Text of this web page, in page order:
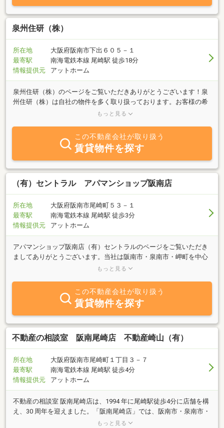
泉州住研（株）
所在地
大阪府阪南市下出６０５－１
最寄駅
南海電鉄本線 尾崎駅 徒歩18分
情報提供元
アットホーム
泉州住研（株）のページをご覧いただきありがとうございます！泉
州住研（株）は自社の物件を多く取り扱っております。お客様の希
望にあった物件を親身になってお探しします。不動産のことなら些
もっと見る
この不動産会社が取り扱う
賃貸物件を探す
（有）セントラル アパマンショップ阪南店
所在地
大阪府阪南市尾崎町５３－１
最寄駅
南海電鉄本線 尾崎駅 徒歩3分
情報提供元
アットホーム
アパマンショップ阪南店（有）セントラルのページをご覧いただき
ましてありがとうございます。当社は阪南市・泉南市・岬町を中心
として賃貸物件の取り扱いをしております。地域密着、エリアを知
を探される際は一度ご相談ください♪【南海本線 尾崎駅より徒歩
３分】駐車場も完備しておりますので、まずはお気軽にご来店くだ
さい。スタッフ一同、お客様のご来店心よりお待ちしております！
もっと見る
この不動産会社が取り扱う
賃貸物件を探す
不動産の相談室 阪南尾崎店 不動産崎山（有）
所在地
大阪府阪南市尾崎町１丁目３－７
最寄駅
南海電鉄本線 尾崎駅 徒歩4分
情報提供元
アットホーム
不動産の相談室 阪南尾崎店は、1994 年に尾崎駅徒歩4分に店舗を構
え、30 周年を迎えました。「阪南尾崎店」では、阪南市・泉南市・
岬町を重点に、不動産のご購入をしっかりとお手伝いさせていただ
もっと見る